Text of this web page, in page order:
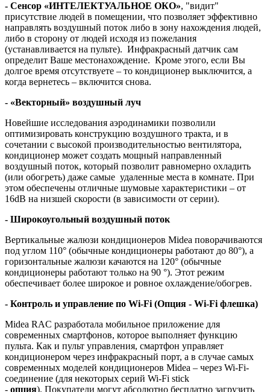
- Сенсор «ИНТЕЛЕКТУАЛЬНОЕ ОКО», "видит"
присутствие людей в помещении, что позволяет эффективно
направлять воздушный поток либо в зону нахождения людей,
либо в сторону от людей исходя из пожелания
(устанавливается на пульте). Инфракрасный датчик сам
определит Ваше местонахождение. Кроме этого, если Вы
долгое время отсутствуете – то кондиционер выключится, а
когда вернетесь – включится снова.
- «Векторный» воздушный луч
Новейшие исследования аэродинамики позволили
оптимизировать конструкцию воздушного тракта, и в
сочетании с высокой производительностью вентилятора,
кондиционер может создать мощный направленный
воздушный поток, который позволит равномерно охладить
(или обогреть) даже самые удаленные места в комнате. При
этом обеспечены отличные шумовые характеристики – от
16dB на низшей скорости (в зависимости от серии).
- Широкоугольный воздушный поток
Вертикальные жалюзи кондиционеров Midea поворачиваются
под углом 110° (обычные кондиционеры работают до 80°), а
горизонтальные жалюзи качаются на 120° (обычные
кондиционеры работают только на 90 °). Этот режим
обеспечивает более широкое и ровное охлаждение/обогрев.
- Контроль и управление по Wi-Fi (Опция - Wi-Fi флешка)
Midea RAC разработала мобильное приложение для
современных смартфонов, которое выполняет функцию
пульта. Как и пульт управления, смартфон управляет
кондиционером через инфракрасный порт, а в случае самых
современных моделей кондиционеров Midea – через Wi-Fi-
соединение (для некоторых серий Wi-Fi stick
- опция). Покупатели могут абсолютно бесплатно загрузить